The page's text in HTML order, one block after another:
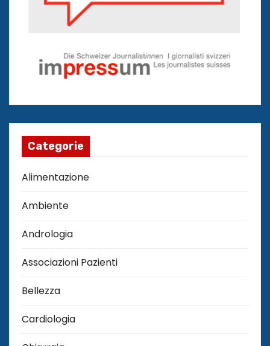
Categorie
Alimentazione
Ambiente
Andrologia
Associazioni Pazienti
Bellezza
Cardiologia